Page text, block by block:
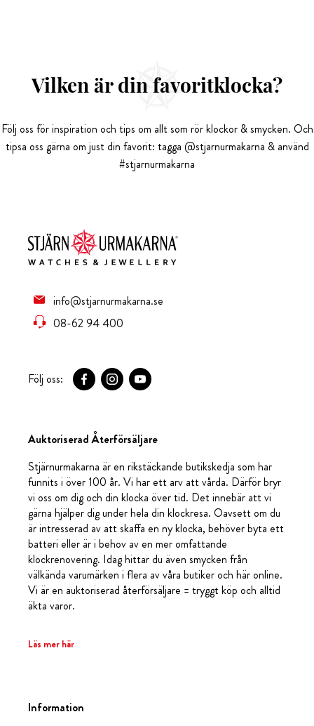
Vilken är din favoritklocka?
Följ oss för inspiration och tips om allt som rör klockor & smycken. Och
tipsa oss gärna om just din favorit: tagga @stjarnurmakarna & använd
#stjarnurmakarna
info@stjarnurmakarna.se
08-62 94 400
Följ oss:
Auktoriserad Återförsäljare
Stjärnurmakarna är en rikstäckande butikskedja som har
funnits i över 100 år. Vi har ett arv att vårda. Därför bryr
vi oss om dig och din klocka över tid. Det innebär att vi
gärna hjälper dig under hela din klockresa. Oavsett om du
är intresserad av att skaffa en ny klocka, behöver byta ett
batteri eller är i behov av en mer omfattande
klockrenovering. Idag hittar du även smycken från
välkända varumärken i flera av våra butiker och här online.
Vi är en auktoriserad återförsäljare = tryggt köp och alltid
äkta varor.
Läs mer här
Information